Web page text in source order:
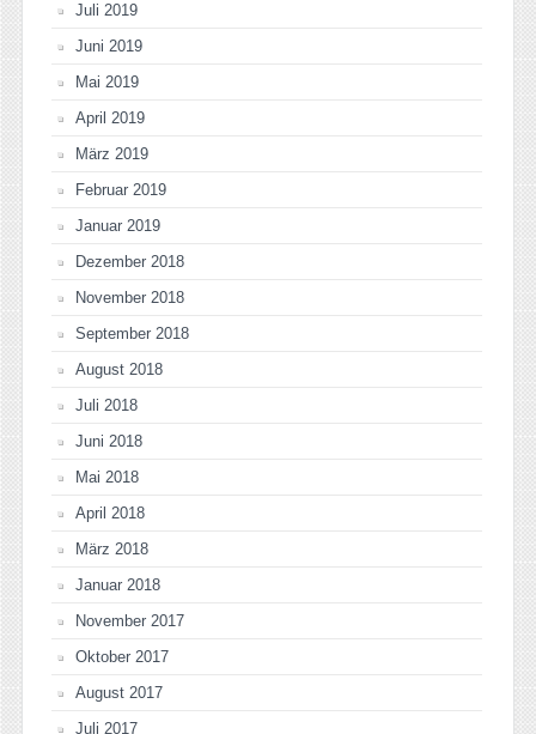
Juli 2019
Juni 2019
Mai 2019
April 2019
März 2019
Februar 2019
Januar 2019
Dezember 2018
November 2018
September 2018
August 2018
Juli 2018
Juni 2018
Mai 2018
April 2018
März 2018
Januar 2018
November 2017
Oktober 2017
August 2017
Juli 2017